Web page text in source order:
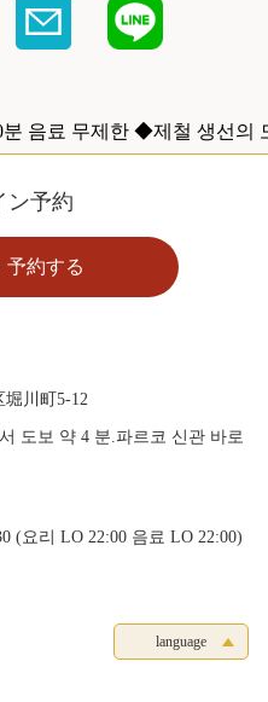
분 음료 무제한 ◆제철 생선의
ン予約
予約する
堀川町5-12
도보 약 4 분.파르코 신관 바로
(요리 LO 22:00 음료 LO 22:00)
language